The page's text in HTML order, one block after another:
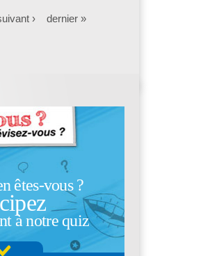
› dernier »
êtes-vous ?
à notre quiz